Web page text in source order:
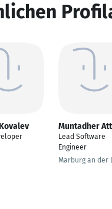
Muntadher
Lead Software
Engineer
Marburg an der